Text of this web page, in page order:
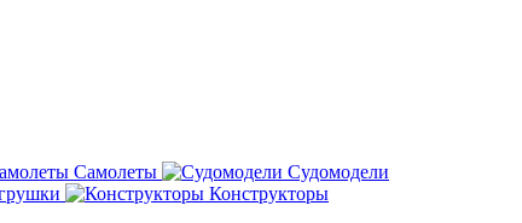
Самолеты
Судомодели
Конструкторы